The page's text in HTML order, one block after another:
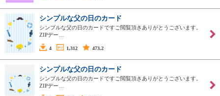
シンプルな父の日のカード
シンプルな父の日のカードですご閲覧頂きありがとうございます。
ZIPデー…
4 1,312 473.2
シンプルな父の日のカード
シンプルな父の日のカードですご閲覧頂きありがとうございます。
ZIPデー…